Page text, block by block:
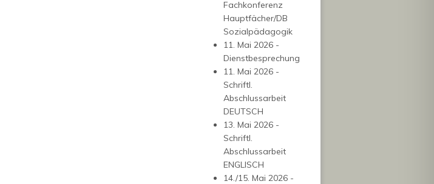
Fachkonferenz
Hauptfächer/DB
Sozialpädagogik
11. Mai 2026 -
Dienstbesprechung
11. Mai 2026 -
Schriftl.
Abschlussarbeit
DEUTSCH
13. Mai 2026 -
Schriftl.
Abschlussarbeit
ENGLISCH
14./15. Mai 2026 -